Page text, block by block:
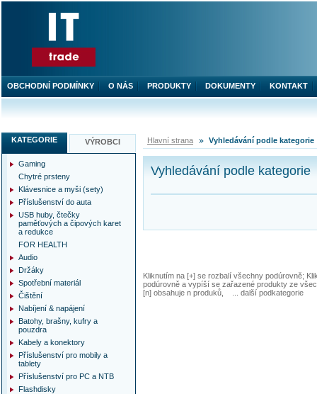
Hlavní strana Vyhledávání podle kategorie
Vyhledávání podle kategorie
Kliknutím na [+] se rozbalí všechny podúrovně;
podúrovně a vypíší se zařazené produkty ze
[n] obsahuje n produků, ... další podkategorie
KATEGORIE VÝROBCI
Gaming
Chytré prsteny
Klávesnice a myši (sety)
Příslušenství do auta
USB huby, čtečky
paměťových a čipových karet
a redukce
FOR HEALTH
Audio
Držáky
Spotřební materiál
Čištění
Nabíjení & napájení
Batohy, brašny, kufry a
pouzdra
Kabely a konektory
Příslušenství pro mobily a
tablety
Příslušenství pro PC a NTB
Flashdisky
OBCHODNÍ PODMÍNKY O NÁS PRODUKTY DOKUMENTY KONTAKT